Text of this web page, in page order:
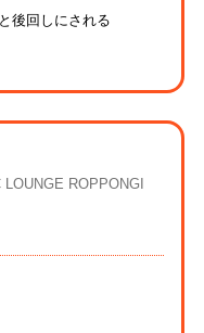
後回しにされる
ROPPONGI